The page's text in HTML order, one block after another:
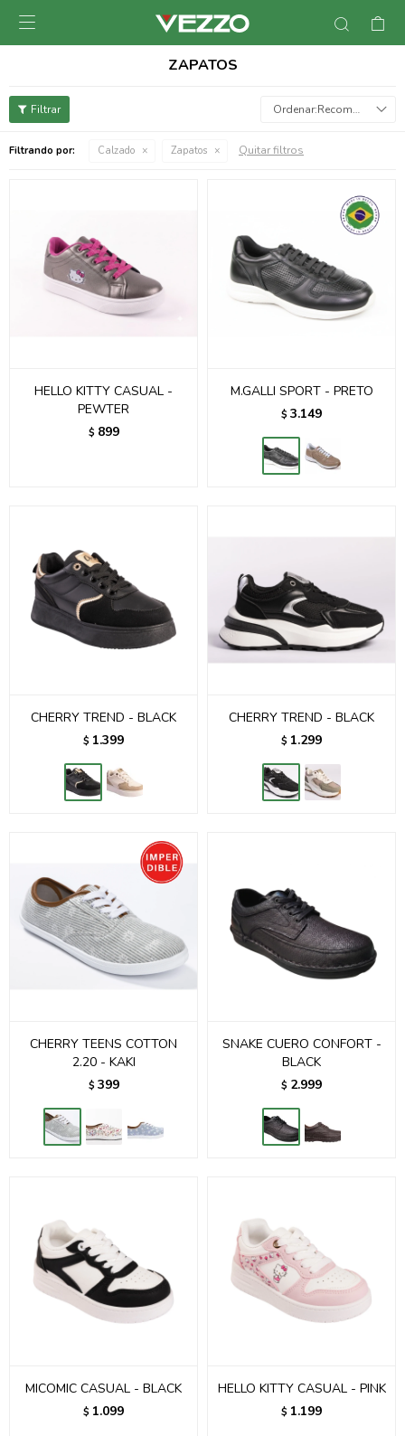

ZAPATOS
Recomendados
Filtrando por: Calzado Zapatos Quitar filtros
HELLO KITTY CASUAL -
PEWTER
$ 899
M.GALLI SPORT - PRETO
$ 3.149
CHERRY TREND - BLACK
$ 1.399
CHERRY TREND - BLACK
$ 1.299
CHERRY TEENS COTTON
2.20 - KAKI
$ 399
SNAKE CUERO CONFORT -
BLACK
$ 2.999
MICOMIC CASUAL - BLACK
$ 1.099
HELLO KITTY CASUAL - PINK
$ 1.199